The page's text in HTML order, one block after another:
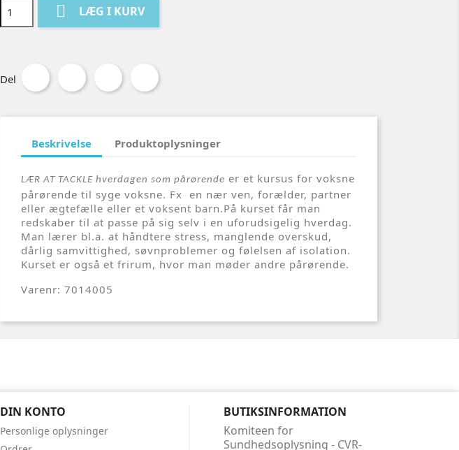
 LÆG I KURV
Del
Beskrivelse Produktoplysninger
LÆR AT TACKLE hverdagen som pårørende er et kursus for voksne
pårørende til syge voksne. Fx en nær ven, forælder, partner
eller ægtefælle eller et voksent barn.På kurset får man
redskaber til at passe på sig selv i en uforudsigelig hverdag.
Man lærer bl.a. at håndtere stress, manglende overskud,
dårlig samvittighed, søvnproblemer og følelsen af isolation.
Kurset er også et frirum, hvor man møder andre pårørende.
Varenr: 7014005
DIN KONTO
Personlige oplysninger
BUTIKSINFORMATION
Komiteen for
Sundhedsoplysning - CVR-